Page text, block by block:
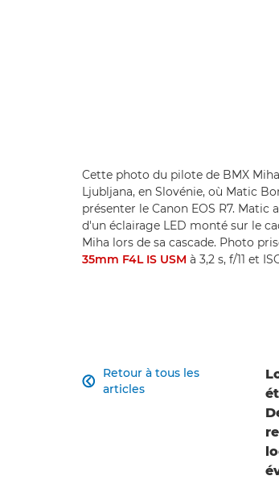
Cette photo du pilote de BMX
Ljubljana, en Slovénie, où Matic
présenter le Canon EOS R7.
d'un éclairage LED monté sur le
Miha lors de sa cascade. Photo
35mm F4L IS USM à 3,2 s, f/11 et
Retour à tous les
articles
